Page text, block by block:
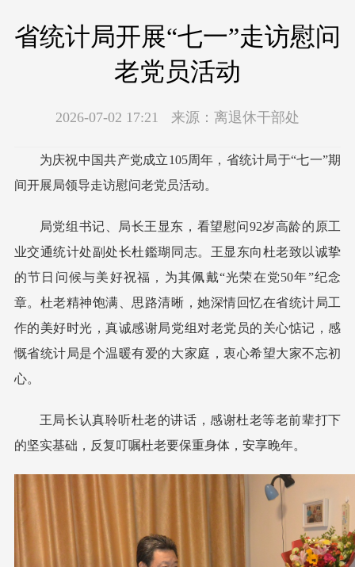
省统计局开展“七一”走访慰问
老党员活动
2026-07-02 17:21 来源：离退休干部处
为庆祝中国共产党成立105周年，省统计局于“七一”期
间开展局领导走访慰问老党员活动。
局党组书记、局长王显东，看望慰问92岁高龄的原工
业交通统计处副处长杜鑑瑚同志。王显东向杜老致以诚挚
的节日问候与美好祝福，为其佩戴“光荣在党50年”纪念
章。杜老精神饱满、思路清晰，她深情回忆在省统计局工
作的美好时光，真诚感谢局党组对老党员的关心惦记，感
慨省统计局是个温暖有爱的大家庭，衷心希望大家不忘初
心。
王局长认真聆听杜老的讲话，感谢杜老等老前辈打下
的坚实基础，反复叮嘱杜老要保重身体，安享晚年。